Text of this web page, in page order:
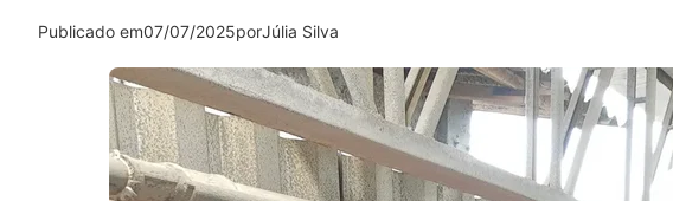
Publicado em07/07/2025porJúlia Silva